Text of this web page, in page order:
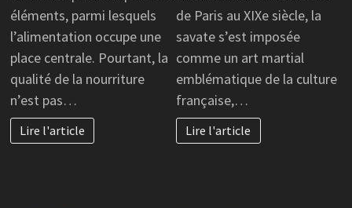
éléments, parmi lesquels
l’alimentation occupe une
place centrale. Pourtant, la
qualité de la nourriture
n’est pas…
Lire l'article
de Paris au XIXe siècle, la
savate s’est imposée
comme un art martial
emblématique de la culture
française,…
Lire l'article